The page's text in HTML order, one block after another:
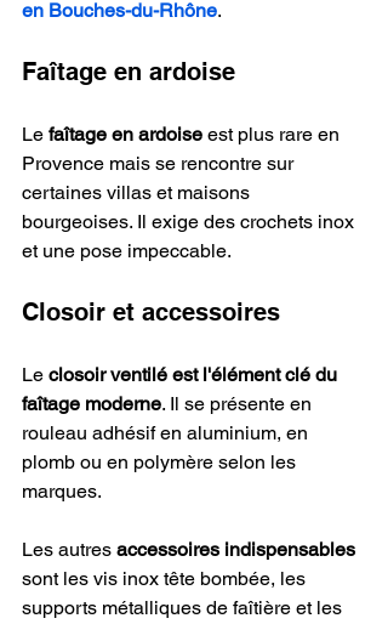
en Bouches-du-Rhône.
Faîtage en ardoise
Le faîtage en ardoise est plus rare en
Provence mais se rencontre sur
certaines villas et maisons
bourgeoises. Il exige des crochets inox
et une pose impeccable.
Closoir et accessoires
Le closoir ventilé est l'élément clé du
faîtage moderne. Il se présente en
rouleau adhésif en aluminium, en
plomb ou en polymère selon les
marques.
Les autres accessoires indispensables
sont les vis inox tête bombée, les
supports métalliques de faîtière et les